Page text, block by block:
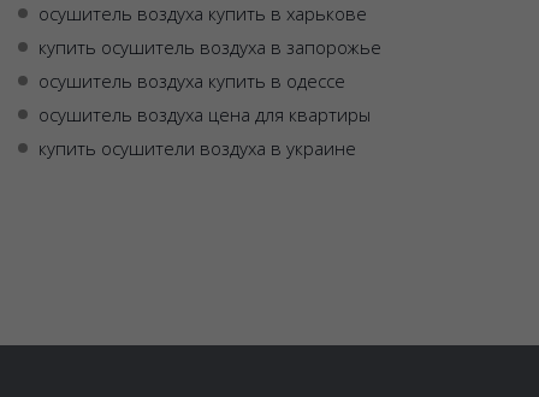
осушитель воздуха купить в харькове
купить осушитель воздуха в запорожье
осушитель воздуха купить в одессе
осушитель воздуха цена для квартиры
купить осушители воздуха в украине